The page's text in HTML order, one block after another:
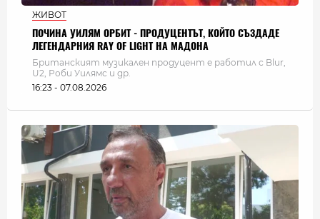
ЖИВОТ
ПОЧИНА УИЛЯМ ОРБИТ - ПРОДУЦЕНТЪТ, КОЙТО СЪЗДАДЕ
ЛЕГЕНДАРНИЯ RAY OF LIGHT НА МАДОНА
Британският музикален продуцент е работил с Blur,
U2, Роби Уилямс и др.
16:23 - 07.08.2026